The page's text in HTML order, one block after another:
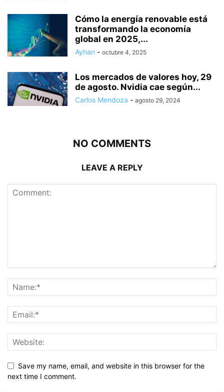
Cómo la energía renovable está
transformando la economía
global en 2025,...
Ayhan - octubre 4, 2025
Los mercados de valores hoy, 29
de agosto. Nvidia cae según...
Carlos Mendoza - agosto 29, 2024
NO COMMENTS
LEAVE A REPLY
Save my name, email, and website in this browser for the
next time I comment.